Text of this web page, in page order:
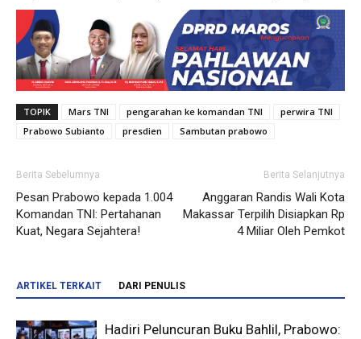
TOPIK Mars TNI pengarahan ke komandan TNI
perwira TNI
Prabowo Subianto
presdien Sambutan prabowo
Berita Sebelumnya
Pesan Prabowo kepada 1.004
Komandan TNI: Pertahanan
Kuat, Negara Sejahtera!
Berita Selanjutnya
Anggaran Randis Wali Kota
Makassar Terpilih Disiapkan Rp
4 Miliar Oleh Pemkot
ARTIKEL TERKAIT DARI PENULIS
Hadiri Peluncuran Buku Bahlil, Prabowo: